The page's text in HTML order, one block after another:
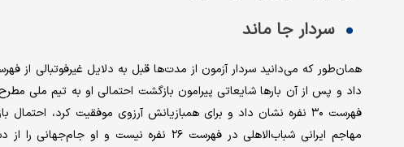
سردار جا ماند
همان‌طور که می‌دانید سردار آزمون از مدت‌ها قبل به دلایل غیرفوتبالی از
داد و پس از آن بارها شایعاتی پیرامون بازگشت احتمالی او به تیم ملی
فهرست ۳۰ نفره نشان داد و برای همبازیانش آرزوی موفقیت کرد،
مهاجم ایرانی شباب‌الاهلی در فهرست ۲۶ نفره